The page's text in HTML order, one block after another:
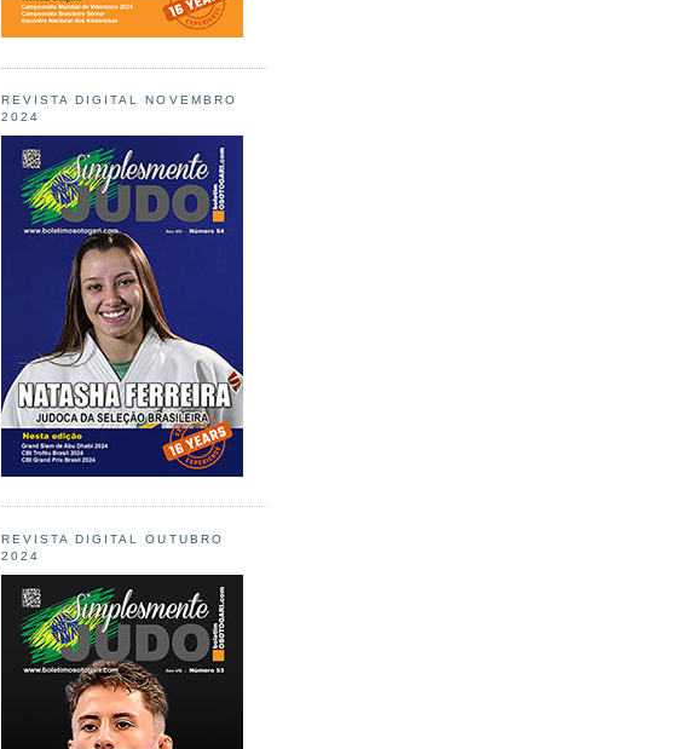
REVISTA DIGITAL NOVEMBRO
2024
REVISTA DIGITAL OUTUBRO
2024